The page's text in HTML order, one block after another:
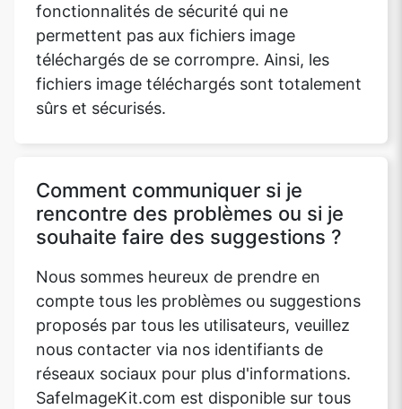
fonctionnalités de sécurité qui ne
permettent pas aux fichiers image
téléchargés de se corrompre. Ainsi, les
fichiers image téléchargés sont totalement
sûrs et sécurisés.
Comment communiquer si je
rencontre des problèmes ou si je
souhaite faire des suggestions ?
Nous sommes heureux de prendre en
compte tous les problèmes ou suggestions
proposés par tous les utilisateurs, veuillez
nous contacter via nos identifiants de
réseaux sociaux pour plus d'informations.
SafeImageKit.com est disponible sur tous